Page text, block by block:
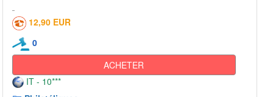
12,90 EUR
0
ACHETER
IT - 10***